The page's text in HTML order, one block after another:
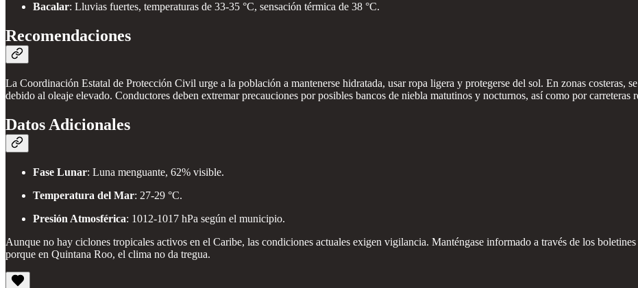
Bacalar: Lluvias fuertes, temperaturas de 33-35 °C, sensación térmica de 38 °C.
Recomendaciones
La Coordinación Estatal de Protección Civil urge a la población a mantenerse hidratada, usar ropa ligera y protegerse del sol. En zonas costeras,
debido al oleaje elevado. Conductores deben extremar precauciones por posibles bancos de niebla matutinos y nocturnos, así como por carreteras
Datos Adicionales
Fase Lunar: Luna menguante, 62% visible.
Temperatura del Mar: 27-29 °C.
Presión Atmosférica: 1012-1017 hPa según el municipio.
Aunque no hay ciclones tropicales activos en el Caribe, las condiciones actuales exigen vigilancia. Manténgase informado a través de los
porque en Quintana Roo, el clima no da tregua.